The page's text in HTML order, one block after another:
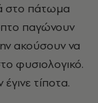
στο πάτωμα
παγώνουν
ακούσουν να
φυσιολογικό.
τίποτα.